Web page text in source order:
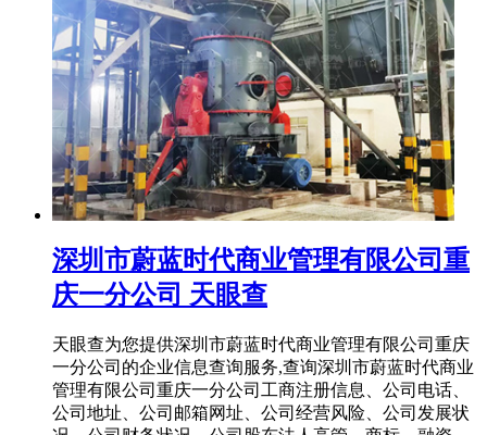
深圳市蔚蓝时代商业管理有限公司重
庆一分公司 天眼查
天眼查为您提供深圳市蔚蓝时代商业管理有限公司重庆
一分公司的企业信息查询服务,查询深圳市蔚蓝时代商业
管理有限公司重庆一分公司工商注册信息、公司电话、
公司地址、公司邮箱网址、公司经营风险、公司发展状